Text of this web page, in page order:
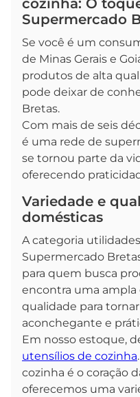
cozinha: O
Supermercado
Se você é um
de Minas Gerais e
produtos de alta
pode deixar de
Bretas.
Com mais de seis
é uma rede de
se tornou parte da
oferecendo
Variedade e
domésticas
A categoria
Supermercado
para quem busca
encontra uma
qualidade para
aconchegante e
Em nosso estoque,
utensílios de cozinha
cozinha é o coração
oferecemos uma